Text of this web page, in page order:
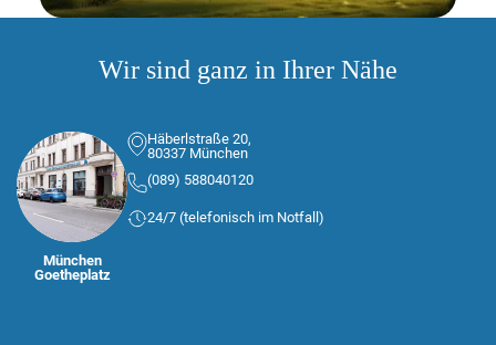
Wir sind ganz in Ihrer Nähe
München
Goetheplatz
Häberlstraße 20,
80337 München
(089) 588040120
24/7 (telefonisch im Notfall)